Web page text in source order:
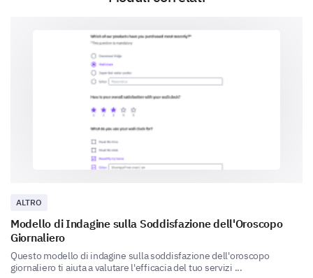
Crash dell'App
Previsioni Inaccurate
Tempo di Caricamento Lento
Problemi di Pagamento
aiutarci ad aggiungere o migliorare funzionalità?
Quali funzionalità suggerisci di aggiungere o
migliorare per migliorare la tua esperienza
ALTRO
Modello di Indagine sulla Soddisfazione dell'Oroscopo
Giornaliero
Questo modello di indagine sulla soddisfazione dell'oroscopo
giornaliero ti aiuta a valutare l'efficacia del tuo servizi ...